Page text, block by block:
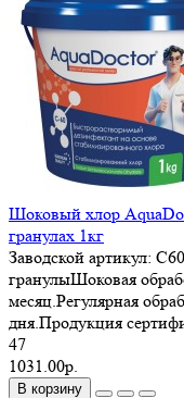
Шоковый хлор
гранулах 1кг
Заводской артикул:
гранулыШоковая
месяц.Регулярная
дня.Продукция
47
1031.00р.
В корзину